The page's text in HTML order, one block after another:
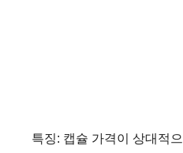
특징: 캡슐 가격이 상대적